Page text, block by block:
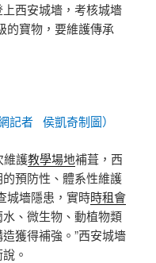
西安城墻，考核城墻
的寶物，要維護傳承
記者 侯凱奇制圖）
維護教學場地補葺，西
預防性、體系性維護
城墻隱患，實時時租會
、微生物、動植物類
獲得補強。”西安城墻
。